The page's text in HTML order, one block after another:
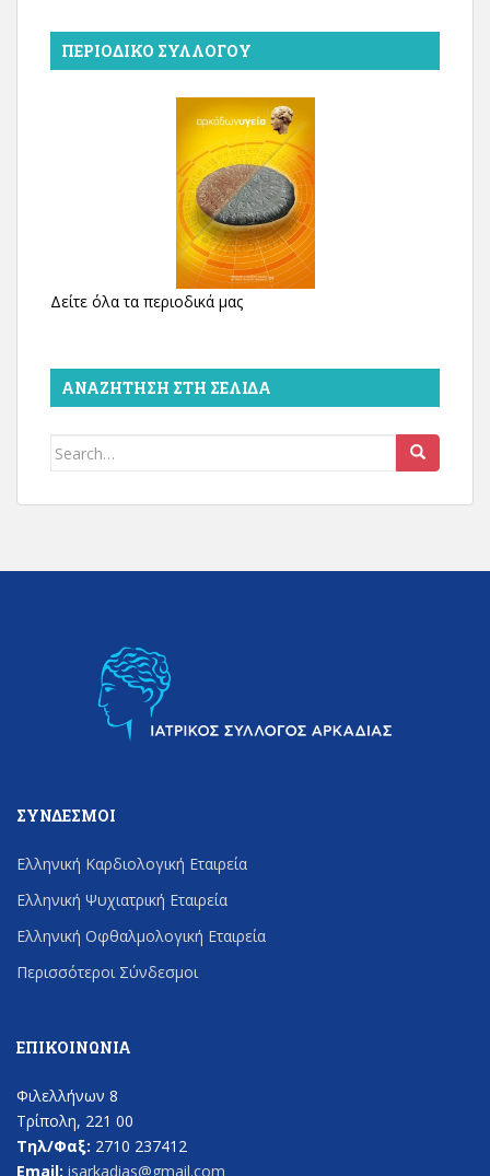
ΠΕΡΙΟΔΙΚΌ ΣΥΛΛΌΓΟΥ
Δείτε όλα τα περιοδικά μας
ΑΝΑΖΉΤΗΣΗ ΣΤΗ ΣΕΛΊΔΑ
Search
ΣΎΝΔΕΣΜΟΙ
Ελληνική Καρδιολογική Εταιρεία
Ελληνική Ψυχιατρική Εταιρεία
Ελληνική Οφθαλμολογική Εταιρεία
Περισσότεροι Σύνδεσμοι
ΕΠΙΚΟΙΝΩΝΊΑ
Φιλελλήνων 8
Τρίπολη, 221 00
Τηλ/Φαξ: 2710 237412
Email: isarkadias@gmail.com